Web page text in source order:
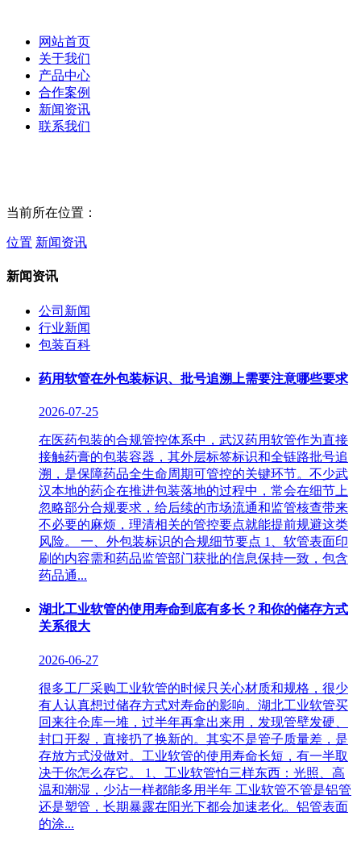
网站首页
关于我们
产品中心
合作案例
新闻资讯
联系我们
当前所在位置：
位置 新闻资讯
新闻资讯
公司新闻
行业新闻
包装百科
药用软管在外包装标识、批号追溯上需要注意哪些要求
2026-07-25
在医药包装的合规管控体系中，武汉药用软管作为直接
接触药膏的包装容器，其外层标签标识和全链路批号追
溯，是保障药品全生命周期可管控的关键环节。不少武
汉本地的药企在推进包装落地的过程中，常会在细节上
忽略部分合规要求，给后续的市场流通和监管核查带来
不必要的麻烦，理清相关的管控要点就能提前规避这类
风险。 一、外包装标识的合规细节要点 1、软管表面印
刷的内容需和药品监管部门获批的信息保持一致，包含
药品通...
湖北工业软管的使用寿命到底有多长？和你的储存方式
关系很大
2026-06-27
很多工厂采购工业软管的时候只关心材质和规格，很少
有人认真想过储存方式对寿命的影响。湖北工业软管买
回来往仓库一堆，过半年再拿出来用，发现管壁发硬、
封口开裂，直接扔了换新的。其实不是管子质量差，是
存放方式没做对。工业软管的使用寿命长短，有一半取
决于你怎么存它。 1、工业软管怕三样东西：光照、高
温和潮湿，少沾一样都能多用半年‌ 工业软管不管是铝管
还是塑管，长期暴露在阳光下都会加速老化。铝管表面
的涂...